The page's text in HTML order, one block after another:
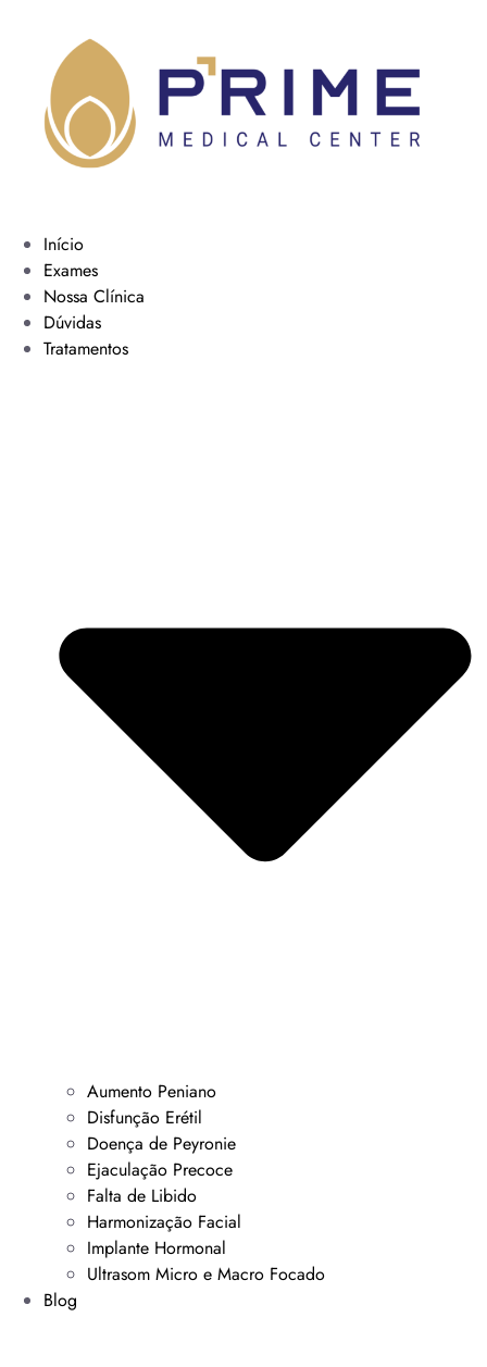
Início
Exames
Nossa Clínica
Dúvidas
Tratamentos
Aumento Peniano
Disfunção Erétil
Doença de Peyronie
Ejaculação Precoce
Falta de Libido
Harmonização Facial
Implante Hormonal
Ultrasom Micro e Macro Focado
Blog